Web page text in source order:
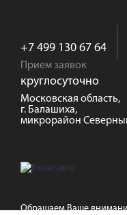
+7 499 130 67 64
Прием заявок
круглосуточно
Московская область,
г. Балашиха,
микрорайон
Обращаем Ваше